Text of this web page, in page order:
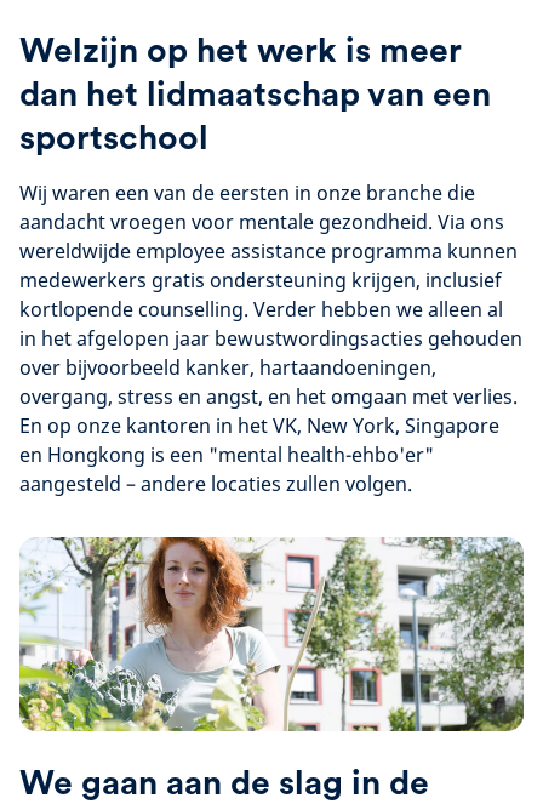
Welzijn op het werk is meer
dan het lidmaatschap van een
sportschool
Wij waren een van de eersten in onze branche die
aandacht vroegen voor mentale gezondheid. Via ons
wereldwijde employee assistance programma kunnen
medewerkers gratis ondersteuning krijgen, inclusief
kortlopende counselling. Verder hebben we alleen al
in het afgelopen jaar bewustwordingsacties gehouden
over bijvoorbeeld kanker, hartaandoeningen,
overgang, stress en angst, en het omgaan met verlies.
En op onze kantoren in het VK, New York, Singapore
en Hongkong is een "mental health-ehbo'er"
aangesteld – andere locaties zullen volgen.
We gaan aan de slag in de